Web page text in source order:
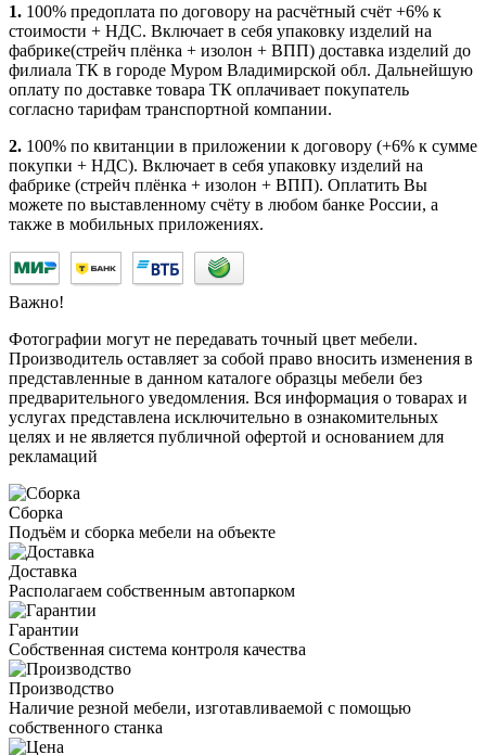
1. 100% предоплата по договору на расчётный счёт +6% к
стоимости + НДС. Включает в себя упаковку изделий на
фабрике(стрейч плёнка + изолон + ВПП) доставка изделий до
филиала ТК в городе Муром Владимирской обл. Дальнейшую
оплату по доставке товара ТК оплачивает покупатель
согласно тарифам транспортной компании.
2. 100% по квитанции в приложении к договору (+6% к сумме
покупки + НДС). Включает в себя упаковку изделий на
фабрике (стрейч плёнка + изолон + ВПП). Оплатить Вы
можете по выставленному счёту в любом банке России, а
также в мобильных приложениях.
Важно!
Фотографии могут не передавать точный цвет мебели.
Производитель оставляет за собой право вносить изменения в
представленные в данном каталоге образцы мебели без
предварительного уведомления. Вся информация о товарах и
услугах представлена исключительно в ознакомительных
целях и не является публичной офертой и основанием для
рекламаций
Сборка
Подъём и сборка мебели на объекте
Доставка
Располагаем собственным автопарком
Гарантии
Собственная система контроля качества
Производство
Наличие резной мебели, изготавливаемой с помощью
собственного станка